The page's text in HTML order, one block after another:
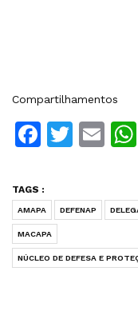
Compartilhamentos
TAGS :
AMAPA DEFENAP
MACAPA
NÚCLEO DE DEFESA E